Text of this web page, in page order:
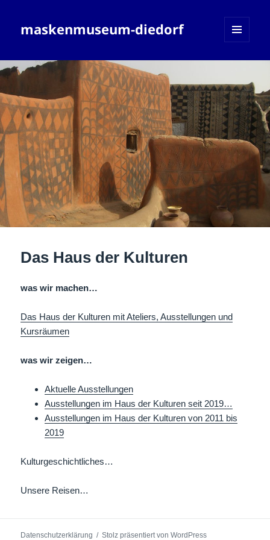
maskenmuseum-diedorf
Das Haus der Kulturen
was wir machen…
Das Haus der Kulturen mit Ateliers, Ausstellungen und
Kursräumen
was wir zeigen…
Aktuelle Ausstellungen
Ausstellungen im Haus der Kulturen seit 2019…
Ausstellungen im Haus der Kulturen von 2011 bis
2019
Kulturgeschichtliches…
Unsere Reisen…
Datenschutzerklärung Stolz präsentiert von WordPress